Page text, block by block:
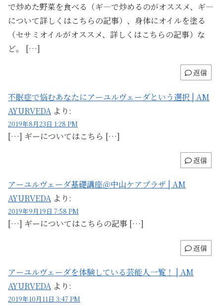
で炒めた野菜を食べる（ギ―で炒めるのがオススメ、ギ―
について詳しくはこちらの記事）、身体にオイルを塗る
（セサミオイルがオススメ、詳しくはこちらの記事）な
ど。 […]
返信
不眠症で悩むあなたにアーユルヴェーダという選択 | AM
AYURVEDA より:
2019年8月23日 1:28 PM
[…] ギーについてはこちら […]
返信
アーユルヴェーダ基礎講座＠中山ケアプラザ | AM
AYURVEDA より:
2019年9月19日 7:58 PM
[…] ギーについてはこちらの記事 […]
返信
アーユルヴェーダを体験している芸能人一覧！ | AM
AYURVEDA より:
2019年10月11日 3:47 PM